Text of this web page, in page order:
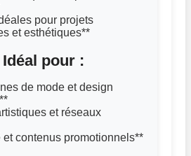
pour projets
et esthétiques**
Idéal pour :
de mode et design
et réseaux
contenus promotionnels**